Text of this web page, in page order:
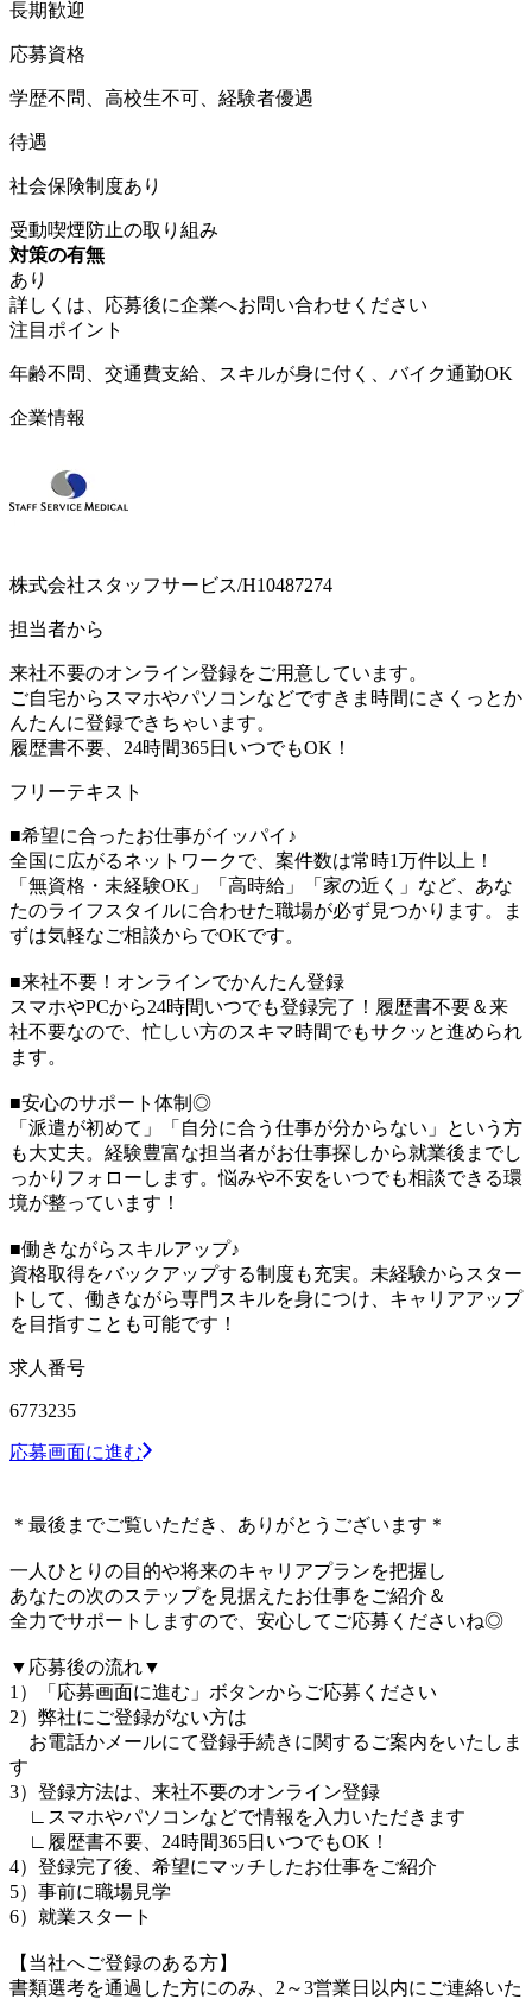
長期歓迎
応募資格
学歴不問、高校生不可、経験者優遇
待遇
社会保険制度あり
受動喫煙防止の取り組み
対策の有無
あり
詳しくは、応募後に企業へお問い合わせください
注目ポイント
年齢不問、交通費支給、スキルが身に付く、バイク通勤OK
企業情報
株式会社スタッフサービス/H10487274
担当者から
来社不要のオンライン登録をご用意しています。
ご自宅からスマホやパソコンなどですきま時間にさくっとか
んたんに登録できちゃいます。
履歴書不要、24時間365日いつでもOK！
フリーテキスト
■希望に合ったお仕事がイッパイ♪
全国に広がるネットワークで、案件数は常時1万件以上！
「無資格・未経験OK」「高時給」「家の近く」など、あな
たのライフスタイルに合わせた職場が必ず見つかります。ま
ずは気軽なご相談からでOKです。
■来社不要！オンラインでかんたん登録
スマホやPCから24時間いつでも登録完了！履歴書不要＆来
社不要なので、忙しい方のスキマ時間でもサクッと進められ
ます。
■安心のサポート体制◎
「派遣が初めて」「自分に合う仕事が分からない」という方
も大丈夫。経験豊富な担当者がお仕事探しから就業後までし
っかりフォローします。悩みや不安をいつでも相談できる環
境が整っています！
■働きながらスキルアップ♪
資格取得をバックアップする制度も充実。未経験からスター
トして、働きながら専門スキルを身につけ、キャリアアップ
を目指すことも可能です！
求人番号
6773235
応募画面に進む
＊最後までご覧いただき、ありがとうございます＊
一人ひとりの目的や将来のキャリアプランを把握し
あなたの次のステップを見据えたお仕事をご紹介＆
全力でサポートしますので、安心してご応募くださいね◎
▼応募後の流れ▼
1）「応募画面に進む」ボタンからご応募ください
2）弊社にご登録がない方は
お電話かメールにて登録手続きに関するご案内をいたしま
す
3）登録方法は、来社不要のオンライン登録
∟スマホやパソコンなどで情報を入力いただきます
∟履歴書不要、24時間365日いつでもOK！
4）登録完了後、希望にマッチしたお仕事をご紹介
5）事前に職場見学
6）就業スタート
【当社へご登録のある方】
書類選考を通過した方にのみ、2～3営業日以内にご連絡いた